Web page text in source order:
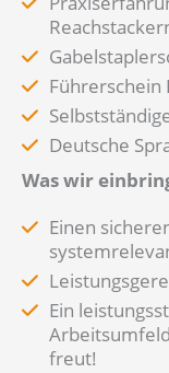
Führerschein
Deutsche
Was wir
Einen
Ein
freut!